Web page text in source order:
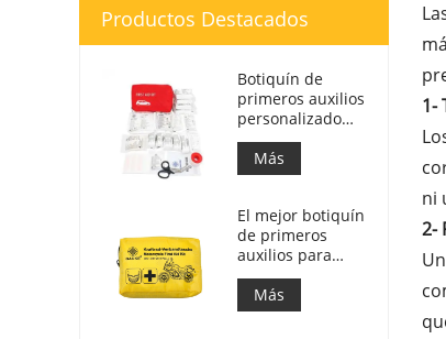
1-
ni
2-
Productos Destacados
Botiquín de
primeros auxilios
personalizado
Bolsa de
respuesta
médica para
Más
El mejor botiquín
de primeros
auxilios para
motocicletas de
aventura para
motociclistas
Más